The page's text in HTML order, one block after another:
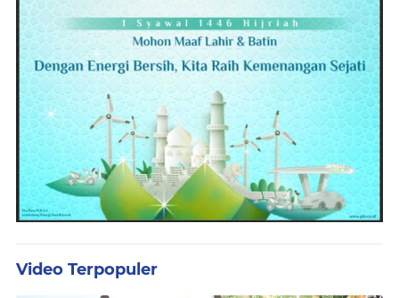
Video Terpopuler